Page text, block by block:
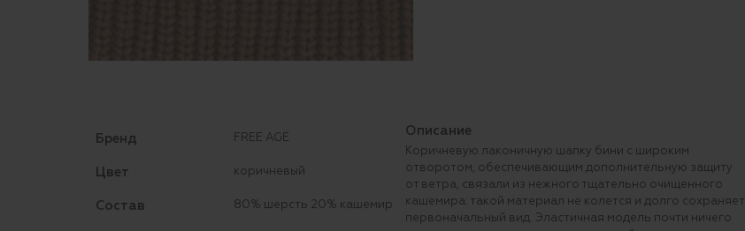
Бренд FREE AGE
Цвет коричневый
Состав 80% шерсть 20% кашемир
Описание
Коричневую лаконичную шапку бини с широким
отворотом, обеспечивающим дополнительную защиту
от ветра, связали из нежного тщательно очищенного
кашемира: такой материал не колется и долго сохраняет
первоначальный вид. Эластичная модель почти ничего